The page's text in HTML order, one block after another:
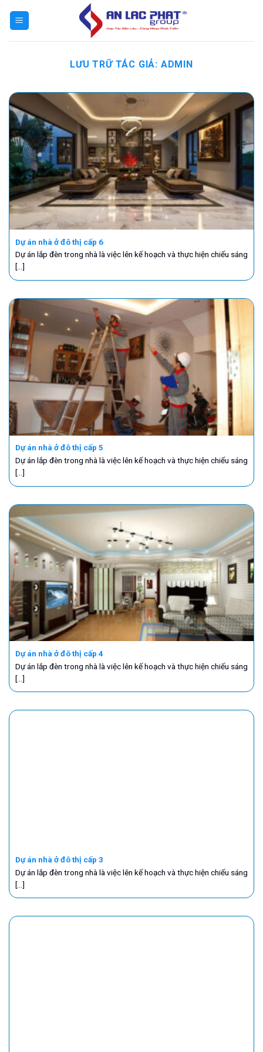
LƯU TRỮ TÁC GIẢ: ADMIN
Dự án nhà ở đô thị cấp 6
Dự án lắp đèn trong nhà là việc lên kế hoạch và thực hiện chiếu sáng
[...]
Dự án nhà ở đô thị cấp 5
Dự án lắp đèn trong nhà là việc lên kế hoạch và thực hiện chiếu sáng
[...]
Dự án nhà ở đô thị cấp 4
Dự án lắp đèn trong nhà là việc lên kế hoạch và thực hiện chiếu sáng
[...]
Dự án nhà ở đô thị cấp 3
Dự án lắp đèn trong nhà là việc lên kế hoạch và thực hiện chiếu sáng
[...]